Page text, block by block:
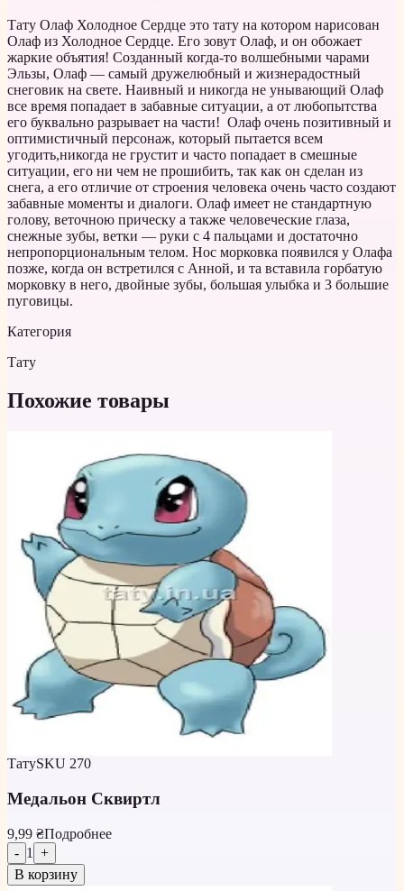
Тату Олаф Холодное Сердце это тату на котором нарисован
Олаф из Холодное Сердце. Его зовут Олаф, и он обожает
жаркие объятия! Созданный когда-то волшебными чарами
Эльзы, Олаф — самый дружелюбный и жизнерадостный
снеговик на свете. Наивный и никогда не унывающий Олаф
все время попадает в забавные ситуации, а от любопытства
его буквально разрывает на части! Олаф очень позитивный и
оптимистичный персонаж, который пытается всем
угодить,никогда не грустит и часто попадает в смешные
ситуации, его ни чем не прошибить, так как он сделан из
снега, а его отличие от строения человека очень часто создают
забавные моменты и диалоги. Олаф имеет не стандартную
голову, веточною прическу а также человеческие глаза,
снежные зубы, ветки — руки с 4 пальцами и достаточно
непропорциональным телом. Нос морковка появился у Олафа
позже, когда он встретился с Анной, и та вставила горбатую
морковку в него, двойные зубы, большая улыбка и 3 большие
пуговицы.
Категория
Тату
Похожие товары
ТатуSKU 270
Медальон Сквиртл
9,99 ₴Подробнее
- 1
+
В корзину